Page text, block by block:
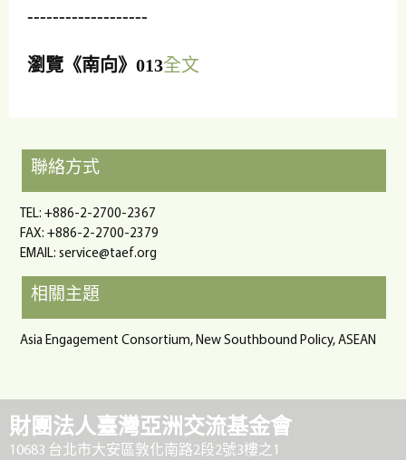
-------------------
瀏覽《南向》013全文
聯絡方式
TEL: +886-2-2700-2367
FAX: +886-2-2700-2379
EMAIL: service@taef.org
相關主題
Asia Engagement Consortium, New Southbound Policy, ASEAN
財團法人臺灣亞洲交流基金會
10683 台北市大安區敦化南路2段2號3樓之1